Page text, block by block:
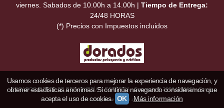
viernes. Sabados de 10.00h a 14.00h | Tiempo de Entrega:
24/48 HORAS
(*) Precios con Impuestos incluidos
DORADOS TIENDA DE PELUQUERÍA Y ESTÉTICA- Copyright © 2026 [23609] - Con la
tecnología de Palbin.com
Usamos cookies de terceros para mejorar la experiencia de navegación, y
obtener estadísticas anónimas. Si continúa navegando consideramos que
acepta el uso de cookies. OK Más información